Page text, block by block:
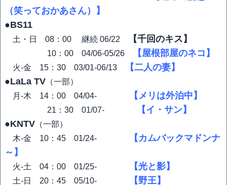
（笑っておかあさん）】
●BS11
土・日 08：00 継続 06/22 【千回のキス】
10：00 04/06-05/26 【屋根部屋のネコ】
火-金 15：30 03/01-06/13
【二人の妻】
●LaLa TV （一部）
月-木 14：00 04/04-
【メリは外泊中】
21：30 01/07-
【イ・サン】
●KNTV （一部）
木-金 10：45 01/24-
【カムバックマドンナ
～】
火-土 04：00 01/25- 【光と影】
土-日 20：45 05/10- 【野王】